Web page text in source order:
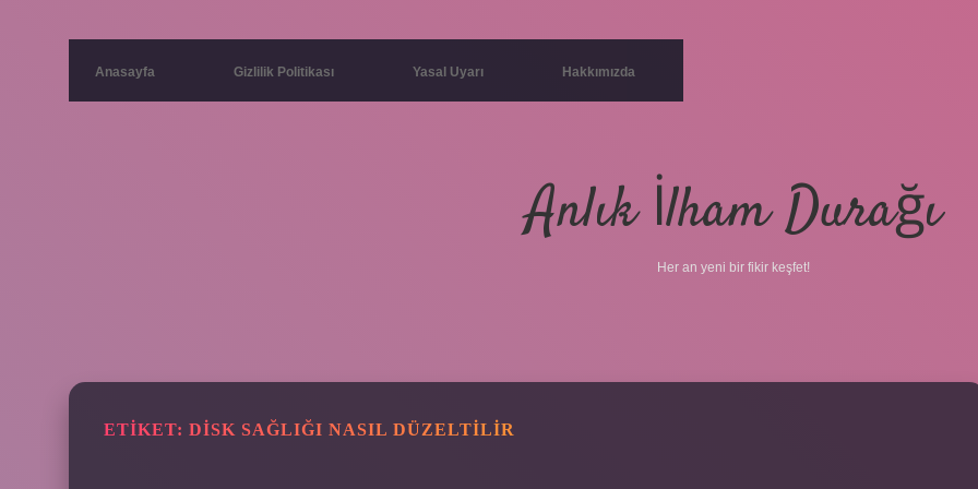
Anasayfa Gizlilik Politikası Yasal Uyarı Hakkımızda
Anlık İlham Durağı
Her an yeni bir fikir keşfet!
ETIKET: DISK SAĞLIĞI NASIL DÜZELTILIR